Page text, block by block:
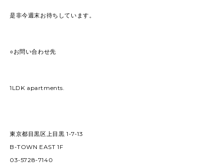
是非今週末お待ちしています。
○お問い合わせ先
1LDK apartments.
東京都目黒区上目黒 1-7-13
B-TOWN EAST 1F
03-5728-7140